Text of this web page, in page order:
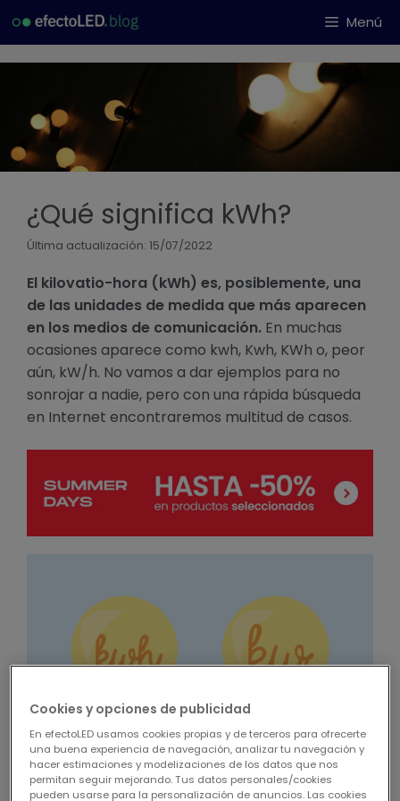
Menú
¿Qué significa kWh?
Última actualización: 15/07/2022
El kilovatio-hora (kWh) es, posiblemente, una
de las unidades de medida que más aparecen
en los medios de comunicación. En muchas
ocasiones aparece como kwh, Kwh, KWh o, peor
aún, kW/h. No vamos a dar ejemplos para no
sonrojar a nadie, pero con una rápida búsqueda
en Internet encontraremos multitud de casos.
Cookies y opciones de publicidad
En efectoLED usamos cookies propias y de terceros para ofrecerte
una buena experiencia de navegación, analizar tu navegación y
hacer estimaciones y modelizaciones de los datos que nos
permitan seguir mejorando. Tus datos personales/cookies
pueden usarse para la personalización de anuncios. Las cookies